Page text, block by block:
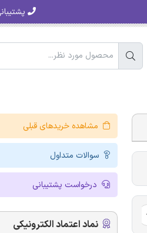
فرضیه فرمت ترجمه مقاله
مشاهده خریدهای قبلی
سوالات متداول
درخواست پشتیبانی
نماد اعتماد الکترونیکی